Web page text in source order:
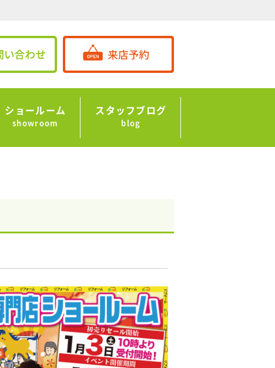
ショールーム
showroom
スタッフブログ
blog